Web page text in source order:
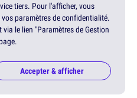
tiers. Pour l'afficher, vous
paramètres de confidentialité.
le lien "Paramètres de Gestion
Accepter & afficher